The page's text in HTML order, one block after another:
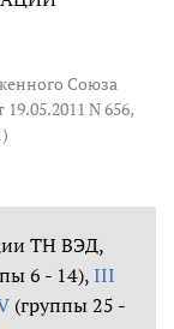
Союза
19.05.2011 N 656,
)
ТН ВЭД,
6 - 14), III
(группы 25 -